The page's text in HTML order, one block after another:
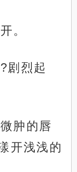
。
剧烈起
肿的唇
开浅浅的